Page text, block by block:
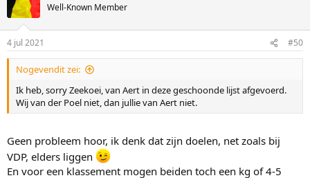
Well-Known Member
4 jul 2021 #50
Nogevendit zei:
Ik heb, sorry Zeekoei, van Aert in deze geschoonde lijst afgevoerd.
Wij van der Poel niet, dan jullie van Aert niet.
Geen probleem hoor, ik denk dat zijn doelen, net zoals bij
VDP, elders liggen
En voor een klassement mogen beiden toch een kg of 4-5